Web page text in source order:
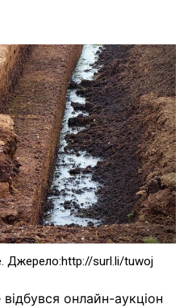
Джерело:http://surl.li/tuwoj
онлайн-аукціон